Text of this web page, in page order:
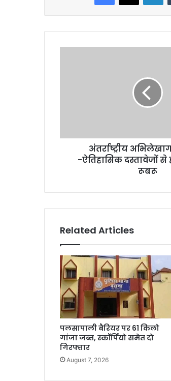
अंतर्राष्ट्रीय
-ऐतिहासिक दस्तावेजों से
रूबरू
Related Articles
पलसापाली बैरियर पर 61 किलो
गांजा जब्त, स्कॉर्पियो समेत दो
गिरफ्तार
August 7, 2026